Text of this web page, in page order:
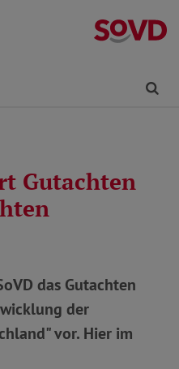
Gutachten
das Gutachten
der
vor. Hier im